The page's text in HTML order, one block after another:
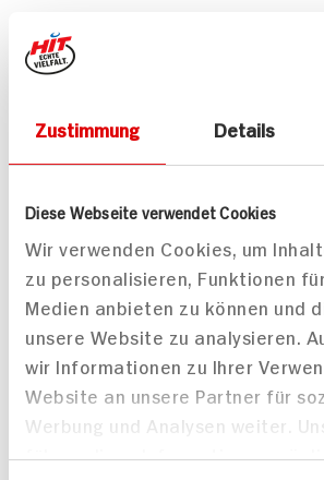
Zustimmung Details
Diese Webseite verwendet Cookies
Wir verwenden Cookies, um
zu personalisieren, Funktionen
Medien anbieten zu können und
unsere Website zu analysieren.
wir Informationen zu Ihrer
Website an unsere Partner für
Werbung und Analysen weiter.
führen diese Informationen
Drucken
Passende Artikel zum